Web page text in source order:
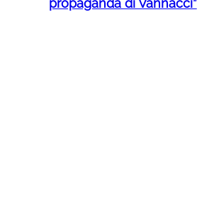
propaganda di Vannacci”